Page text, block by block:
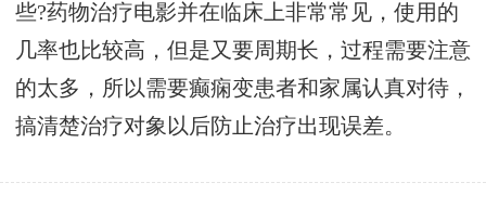
些?药物治疗电影并在临床上非常常见，使用的
几率也比较高，但是又要周期长，过程需要注意
的太多，所以需要癫痫变患者和家属认真对待，
搞清楚治疗对象以后防止治疗出现误差。